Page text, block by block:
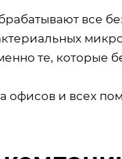
все
те, которые
офисов и всех